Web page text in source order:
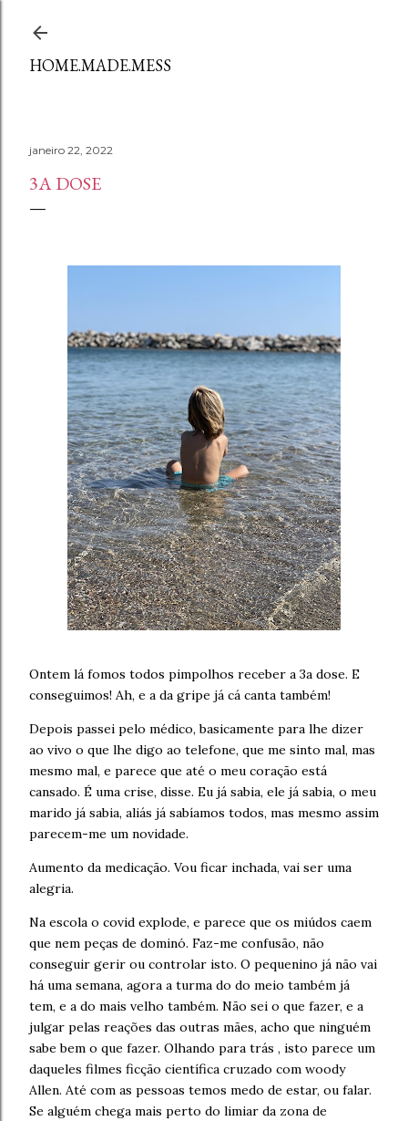
HOME.MADE.MESS
janeiro 22, 2022
3A DOSE
Ontem lá fomos todos pimpolhos receber a 3a dose. E
conseguimos! Ah, e a da gripe já cá canta também!
Depois passei pelo médico, basicamente para lhe dizer
ao vivo o que lhe digo ao telefone, que me sinto mal, mas
mesmo mal, e parece que até o meu coração está
cansado. É uma crise, disse. Eu já sabia, ele já sabia, o meu
marido já sabia, aliás já sabíamos todos, mas mesmo assim
parecem-me um novidade.
Aumento da medicação. Vou ficar inchada, vai ser uma
alegria.
Na escola o covid explode, e parece que os miúdos caem
que nem peças de dominó. Faz-me confusão, não
conseguir gerir ou controlar isto. O pequenino já não vai
há uma semana, agora a turma do do meio também já
tem, e a do mais velho também. Não sei o que fazer, e a
julgar pelas reações das outras mães, acho que ninguém
sabe bem o que fazer. Olhando para trás , isto parece um
daqueles filmes ficção científica cruzado com woody
Allen. Até com as pessoas temos medo de estar, ou falar.
Se alguém chega mais perto do limiar da zona de